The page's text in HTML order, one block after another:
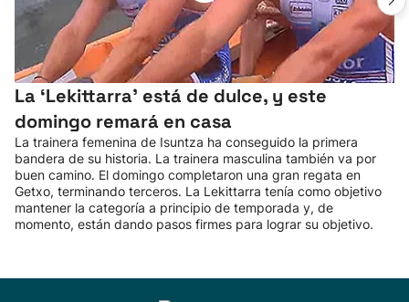
La ‘Lekittarra' está de dulce, y este
domingo remará en casa
La trainera femenina de Isuntza ha conseguido la primera
bandera de su historia. La trainera masculina también va por
buen camino. El domingo completaron una gran regata en
Getxo, terminando terceros. La Lekittarra tenía como objetivo
mantener la categoría a principio de temporada y, de
momento, están dando pasos firmes para lograr su objetivo.